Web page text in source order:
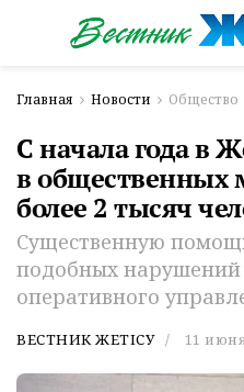
Главная Новости Общество
С начала года в
в общественных
более 2 тысяч
Существенную
подобных нарушений
оперативного
ВЕСТНИК ЖЕТІСУ 11